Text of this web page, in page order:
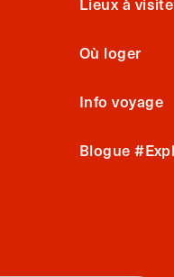
Où loger
Info voyage
Blogue